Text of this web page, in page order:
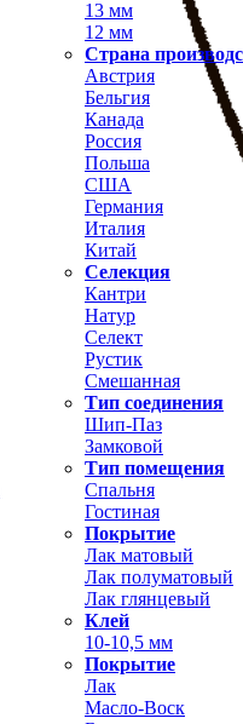
13 мм
12 мм
Страна
Австрия
Бельгия
Канада
Россия
Польша
США
Германия
Италия
Китай
Селекция
Кантри
Натур
Селект
Рустик
Смешанная
Тип соединения
Шип-Паз
Замковой
Тип помещения
Спальня
Гостиная
Покрытие
Лак матовый
Лак полуматовый
Лак глянцевый
Клей
10-10,5 мм
Покрытие
Лак
Масло-Воск